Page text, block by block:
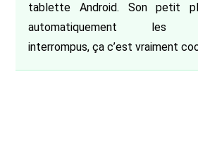
tablette Android. Son petit
automatiquement les
interrompus, ça c’est vraiment